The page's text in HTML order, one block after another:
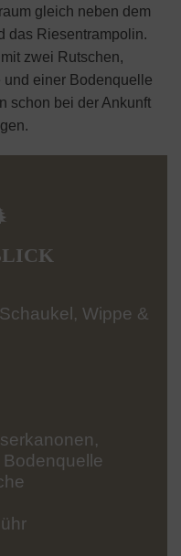
gleich neben dem
das Riesentrampolin.
zwei Rutschen,
und einer Bodenquelle
schon bei der Ankunft
Wippe &